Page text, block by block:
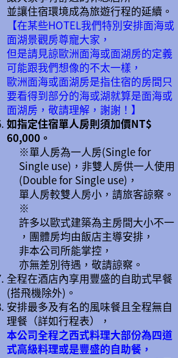
並讓住宿環境成為旅遊行程的延續。
【在某些HOTEL我們特別安排面海或
面湖景觀房尊寵大家，
但是請見諒歐洲面海或面湖房的定義
可能跟我們想像的不太一樣，
歐洲面海或面湖房是指住宿的房間只
要看得到部分的海或湖就算是面海或
面湖房，敬請理解，謝謝！】
如指定住宿單人房則須加價NT$
60,000。
※單人房為一人房(Single for
Single use)，非雙人房供一人使用
(Double for Single use)，
單人房較雙人房小，請旅客諒察。
※
許多以歐式建築為主房間大小不一
，團體房均由飯店主導安排，
非本公司所能掌控，
亦無差別待遇，敬請諒察。
全程在酒店內享用豐盛的自助式早餐
(搭飛機除外)。
安排最多及有名的風味餐且全程無自
理餐（詳如行程表），
本公司全程之西式料理大部份為四道
式高級料理或是豐盛的自助餐，